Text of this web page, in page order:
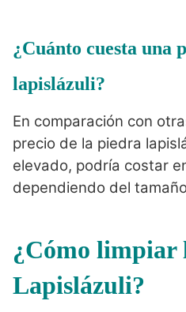
¿Cuánto cuesta una
lapislázuli?
En comparación con
precio de la piedra
elevado, podría costar
dependiendo del
¿Cómo limpiar
Lapislázuli?